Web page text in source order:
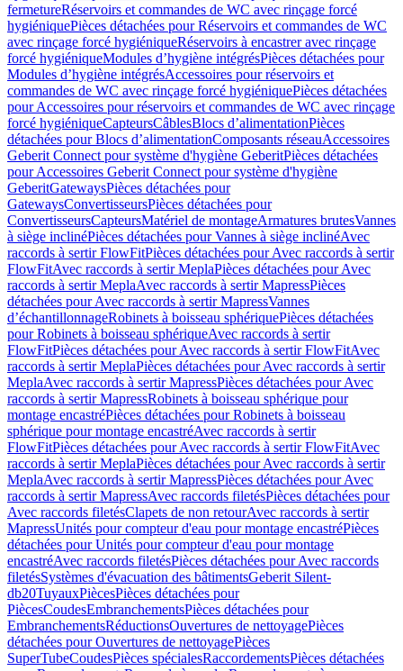
fermetureRéservoirs et commandes de WC avec rinçage forcé
hygiéniquePièces détachées pour Réservoirs et commandes de WC
avec rinçage forcé hygiéniqueRéservoirs à encastrer avec rinçage
forcé hygiéniqueModules d’hygiène intégrésPièces détachées pour
Modules d’hygiène intégrésAccessoires pour réservoirs et
commandes de WC avec rinçage forcé hygiéniquePièces détachées
pour Accessoires pour réservoirs et commandes de WC avec rinçage
forcé hygiéniqueCapteursCâblesBlocs d’alimentationPièces
détachées pour Blocs d’alimentationComposants réseauAccessoires
Geberit Connect pour système d'hygiène GeberitPièces détachées
pour Accessoires Geberit Connect pour système d'hygiène
GeberitGatewaysPièces détachées pour
GatewaysConvertisseursPièces détachées pour
ConvertisseursCapteursMatériel de montageArmatures brutesVannes
à siège inclinéPièces détachées pour Vannes à siège inclinéAvec
raccords à sertir FlowFitPièces détachées pour Avec raccords à sertir
FlowFitAvec raccords à sertir MeplaPièces détachées pour Avec
raccords à sertir MeplaAvec raccords à sertir MapressPièces
détachées pour Avec raccords à sertir MapressVannes
d’échantillonnageRobinets à boisseau sphériquePièces détachées
pour Robinets à boisseau sphériqueAvec raccords à sertir
FlowFitPièces détachées pour Avec raccords à sertir FlowFitAvec
raccords à sertir MeplaPièces détachées pour Avec raccords à sertir
MeplaAvec raccords à sertir MapressPièces détachées pour Avec
raccords à sertir MapressRobinets à boisseau sphérique pour
montage encastréPièces détachées pour Robinets à boisseau
sphérique pour montage encastréAvec raccords à sertir
FlowFitPièces détachées pour Avec raccords à sertir FlowFitAvec
raccords à sertir MeplaPièces détachées pour Avec raccords à sertir
MeplaAvec raccords à sertir MapressPièces détachées pour Avec
raccords à sertir MapressAvec raccords filetésPièces détachées pour
Avec raccords filetésClapets de non retourAvec raccords à sertir
MapressUnités pour compteur d'eau pour montage encastréPièces
détachées pour Unités pour compteur d'eau pour montage
encastréAvec raccords filetésPièces détachées pour Avec raccords
filetésSystèmes d'évacuation des bâtimentsGeberit Silent-
db20TuyauxPiècesPièces détachées pour
PiècesCoudesEmbranchementsPièces détachées pour
EmbranchementsRéductionsOuvertures de nettoyagePièces
détachées pour Ouvertures de nettoyagePièces
SuperTubeCoudesPièces spécialesRaccordementsPièces détachées